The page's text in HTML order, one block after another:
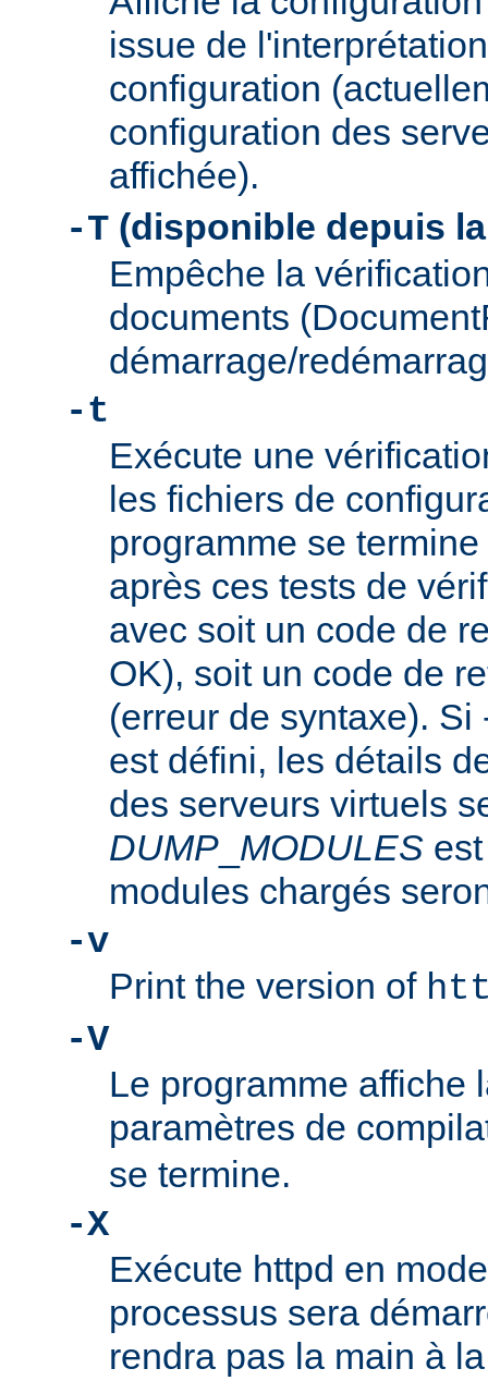
issue de
configuration
configuration des
affichée).
-T (disponible depuis
Empêche la
documents
démarrage/
-t
Exécute une
les fichiers de
programme se
après ces tests de
avec soit un code de
OK), soit un code de
(erreur de syntaxe).
est défini, les détails
des serveurs virtuels
DUMP MODULES
modules chargés
-v
Print the version of
-V
Le programme affiche
paramètres de
se termine.
-X
Exécute httpd en
processus sera
rendra pas la main à